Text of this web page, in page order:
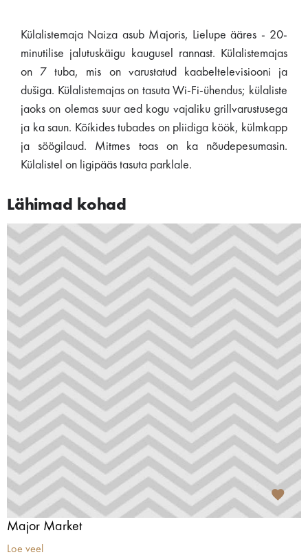
Külalistemaja Naiza asub Majoris, Lielupe ääres - 20-
minutilise jalutuskäigu kaugusel rannast. Külalistemajas
on 7 tuba, mis on varustatud kaabeltelevisiooni ja
dušiga. Külalistemajas on tasuta Wi-Fi-ühendus; külaliste
jaoks on olemas suur aed kogu vajaliku grillvarustusega
ja ka saun. Kõíkides tubades on pliidiga köök, külmkapp
ja söögilaud. Mitmes toas on ka nõudepesumasin.
Külalistel on ligipääs tasuta parklale.
Lähimad kohad
Major Market
Loe veel